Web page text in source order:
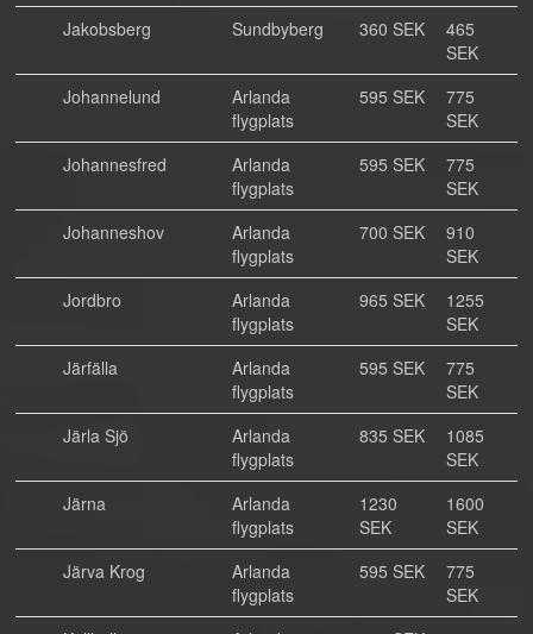
Jakobsberg
Sundbyberg 360 SEK
465
SEK
Johannelund
Arlanda
flygplats
595 SEK
775
SEK
Johannesfred
Arlanda
flygplats
595 SEK
775
SEK
Johanneshov
Arlanda
flygplats
700 SEK
910
SEK
Jordbro
Arlanda
flygplats
965 SEK
1255
SEK
Järfälla
Arlanda
flygplats
595 SEK
775
SEK
Järla Sjö
Arlanda
flygplats
835 SEK
1085
SEK
Järna
Arlanda
flygplats
1230
SEK
1600
SEK
Järva Krog
Arlanda
flygplats
595 SEK
775
SEK